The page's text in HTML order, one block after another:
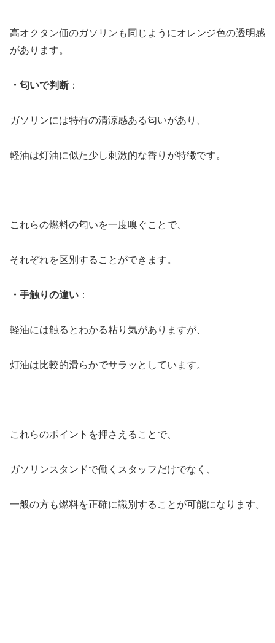
高オクタン価のガソリンも同じようにオレンジ色の透明感
があります。
・匂いで判断 ：
ガソリンには特有の清涼感ある匂いがあり、
軽油は灯油に似た少し刺激的な香りが特徴です。
これらの燃料の匂いを一度嗅ぐことで、
それぞれを区別することができます。
・手触りの違い ：
軽油には触るとわかる粘り気がありますが、
灯油は比較的滑らかでサラッとしています。
これらのポイントを押さえることで、
ガソリンスタンドで働くスタッフだけでなく、
一般の方も燃料を正確に識別することが可能になります。